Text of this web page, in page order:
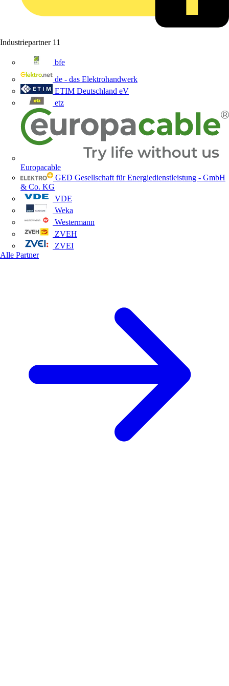
Industriepartner 11
bfe
de - das Elektrohandwerk
ETIM Deutschland eV
etz
Europacable
GED Gesellschaft für Energiedienstleistung - GmbH
& Co. KG
VDE
Weka
Westermann
ZVEH
ZVEI
Alle Partner